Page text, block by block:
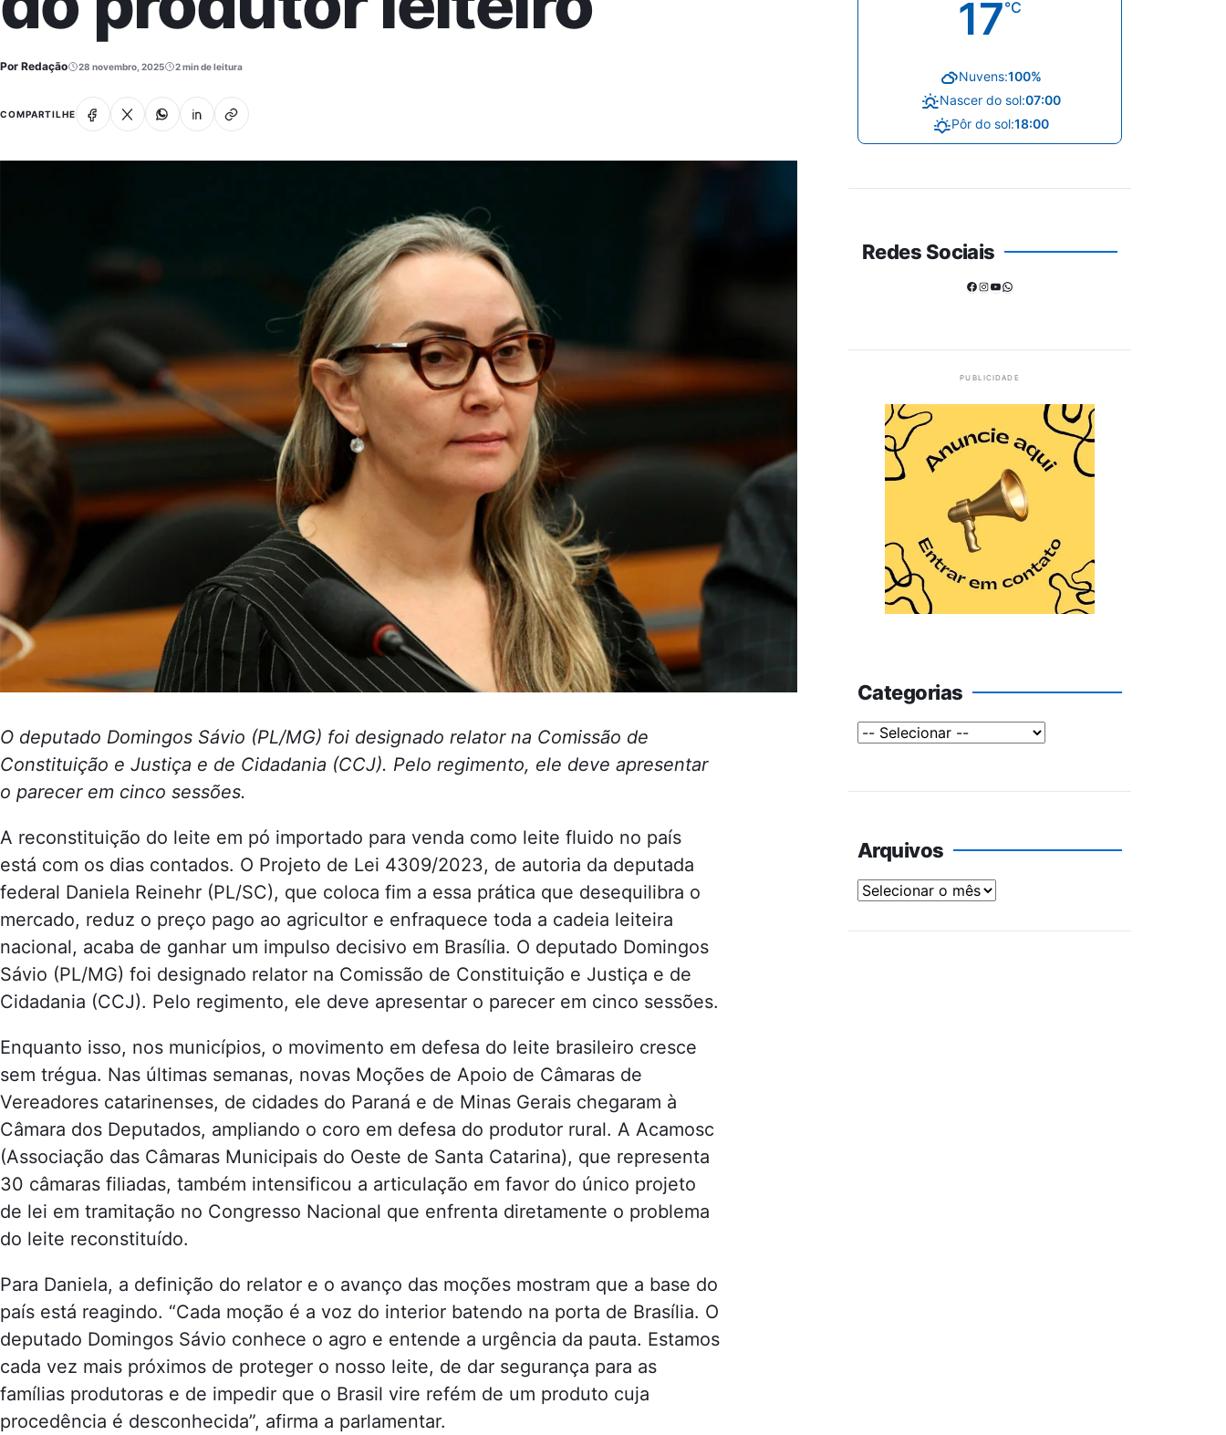
Por Redação 28 novembro, 2025 2 min de leitura
COMPARTILHEFacebook
X Whatsapp
LinkedinCopiar link
O deputado Domingos Sávio (PL/MG) foi designado relator na Comissão de
Constituição e Justiça e de Cidadania (CCJ). Pelo regimento, ele deve apresentar
o parecer em cinco sessões.
A reconstituição do leite em pó importado para venda como leite fluido no país
está com os dias contados. O Projeto de Lei 4309/2023, de autoria da deputada
federal Daniela Reinehr (PL/SC), que coloca fim a essa prática que desequilibra o
mercado, reduz o preço pago ao agricultor e enfraquece toda a cadeia leiteira
nacional, acaba de ganhar um impulso decisivo em Brasília. O deputado Domingos
Sávio (PL/MG) foi designado relator na Comissão de Constituição e Justiça e de
Cidadania (CCJ). Pelo regimento, ele deve apresentar o parecer em cinco sessões.
Enquanto isso, nos municípios, o movimento em defesa do leite brasileiro cresce
sem trégua. Nas últimas semanas, novas Moções de Apoio de Câmaras de
Vereadores catarinenses, de cidades do Paraná e de Minas Gerais chegaram à
Câmara dos Deputados, ampliando o coro em defesa do produtor rural. A Acamosc
(Associação das Câmaras Municipais do Oeste de Santa Catarina), que representa
30 câmaras filiadas, também intensificou a articulação em favor do único projeto
de lei em tramitação no Congresso Nacional que enfrenta diretamente o problema
do leite reconstituído.
Para Daniela, a definição do relator e o avanço das moções mostram que a base do
país está reagindo. “Cada moção é a voz do interior batendo na porta de Brasília. O
deputado Domingos Sávio conhece o agro e entende a urgência da pauta. Estamos
cada vez mais próximos de proteger o nosso leite, de dar segurança para as
famílias produtoras e de impedir que o Brasil vire refém de um produto cuja
procedência é desconhecida”, afirma a parlamentar.
17°C
Nuvens:100%
Nascer do sol:07:00
Pôr do sol:18:00
Redes Sociais
Facebook
Instagram
Youtube
WhatsApp
PUBLICIDADE
Categorias
Arquivos
Arquivos